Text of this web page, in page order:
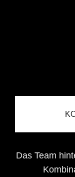
Das Team